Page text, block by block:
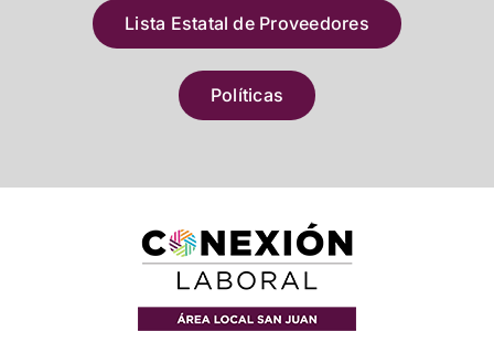
Lista Estatal de Proveedores
Políticas